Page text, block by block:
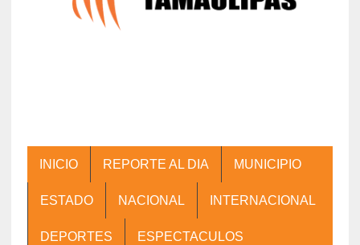
INICIO REPORTE AL DIA MUNICIPIO
ESTADO NACIONAL INTERNACIONAL
DEPORTES ESPECTACULOS